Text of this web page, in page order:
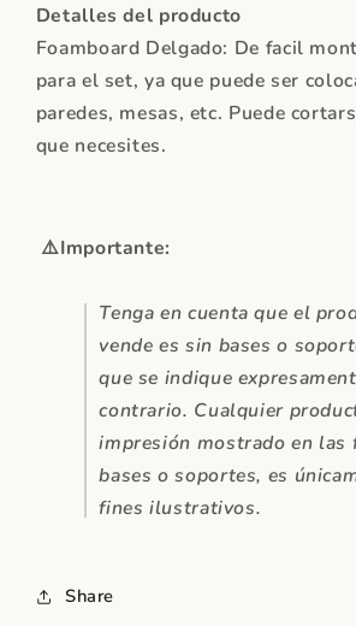
Detalles del producto
Foamboard Delgado: De facil
para el set, ya que puede ser
paredes, mesas, etc. Puede
que necesites.
⚠️Importante:
Tenga en cuenta que el
vende es sin bases o
que se indique
contrario. Cualquier
impresión mostrado en las
bases o soportes, es
fines ilustrativos.
Share